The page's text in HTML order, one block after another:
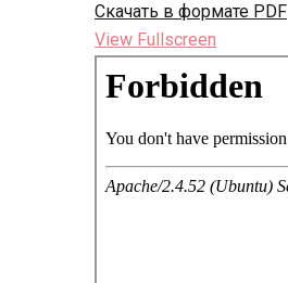
Скачать в формате PDF
View Fullscreen
Перейти
содержимому